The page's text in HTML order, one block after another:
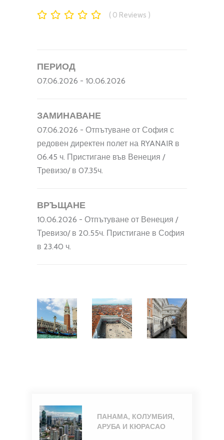
0 Reviews
ПЕРИОД
07.06.2026 - 10.06.2026
ЗАМИНАВАНЕ
07.06.2026 - Отпътуване от София с
редовен директен полет на RYANAIR в
06.45 ч. Пристигане във Венеция /
Тревизо/ в 07.35ч.
ВРЪЩАНЕ
10.06.2026 - Отпътуване от Венеция /
Тревизо/ в 20.55ч. Пристигане в София
в 23.40 ч.
ПАНАМА, КОЛУМБИЯ,
АРУБА И КЮРАСАО